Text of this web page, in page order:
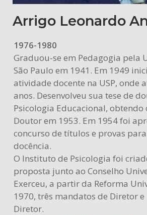
Arrigo Leonardo
1976-1980
Graduou-se em Pedagogia pela
São Paulo em 1941. Em 1949
atividade docente na USP, onde
anos. Desenvolveu sua tese de
Psicologia Educacional,
Doutor em 1953. Em 1954 foi
concurso de títulos e provas
docência.
O Instituto de Psicologia foi
proposta junto ao Conselho
Exerceu, a partir da Reforma
1970, três mandatos de Diretor
Diretor.